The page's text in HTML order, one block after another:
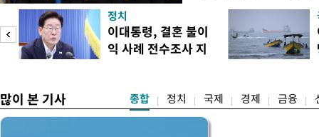
보가 8일 제주·인천 지역
다. 앞서 정청래 후보 우세
·울산·경남 경선에서 1승
제주·인천 경선에서 이기
정치
이대통령, 결혼 불이
익 사례 전수조사 지
많이 본 기사 종합 정치 국제 경제 금융